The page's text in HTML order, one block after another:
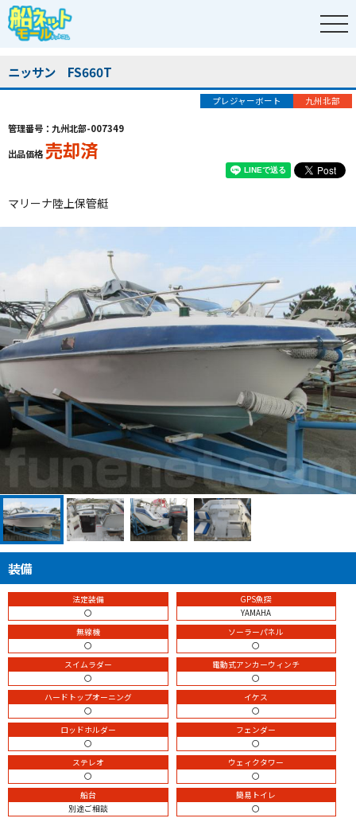
ニッサン FS660T
プレジャーボート 九州北部
管理番号：九州北部-007349
出品価格売却済
マリーナ陸上保管艇
装備
法定装備
〇
GPS魚探
YAMAHA
無線機
〇
ソーラーパネル
〇
スイムラダー
〇
電動式アンカーウィンチ
〇
ハードトップオーニング
〇
イケス
〇
ロッドホルダー
〇
フェンダー
〇
ステレオ
〇
ウェィクタワー
〇
船台
別途ご相談
簡易トイレ
〇